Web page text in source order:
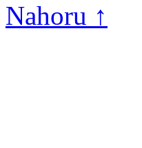
Nahoru ↑